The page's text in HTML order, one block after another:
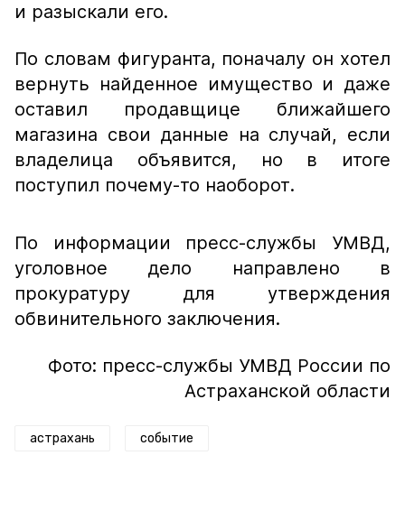
и разыскали его.
По словам фигуранта, поначалу он хотел
вернуть найденное имущество и даже
оставил продавщице ближайшего
магазина свои данные на случай, если
владелица объявится, но в итоге
поступил почему-то наоборот.
По информации пресс-службы УМВД,
уголовное дело направлено в
прокуратуру для утверждения
обвинительного заключения.
Фото: пресс-службы УМВД России по
Астраханской области
астрахань событие